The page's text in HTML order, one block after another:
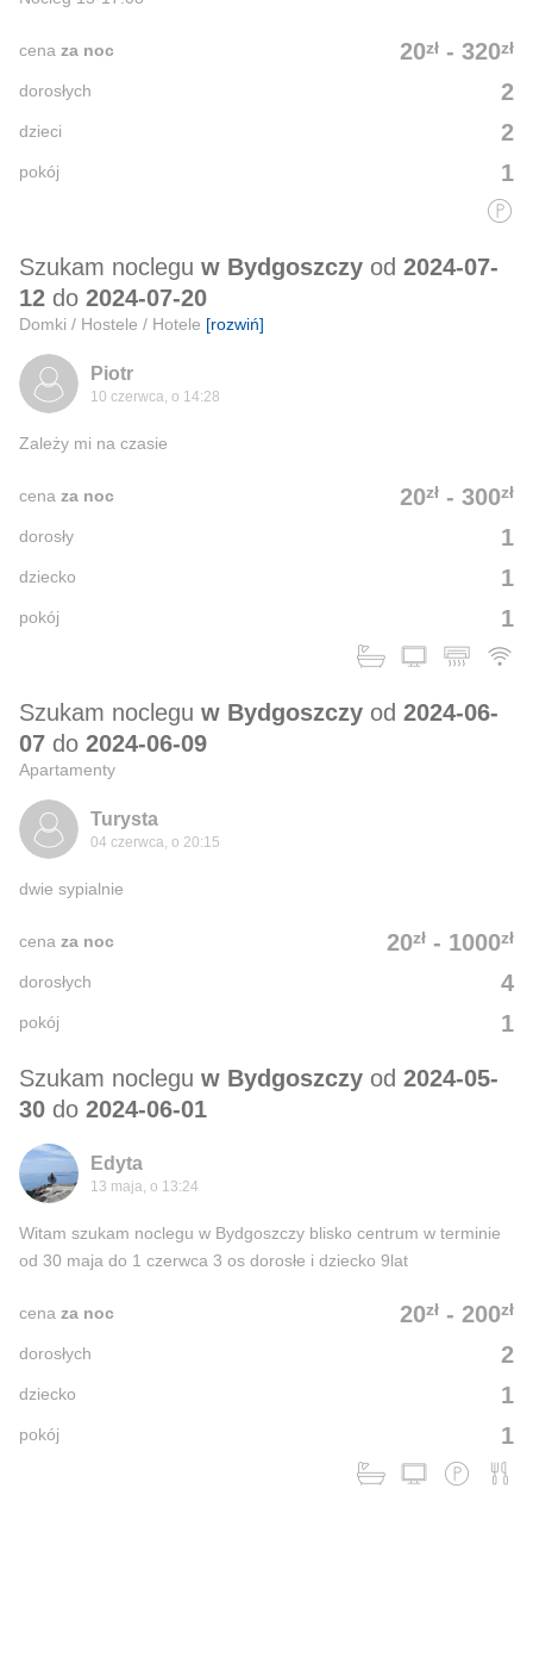
20zł - 320zł
cena za noc
2
dorosłych
2
dzieci
1
pokój
Szukam noclegu w Bydgoszczy od 2024-07-
12 do 2024-07-20
Domki / Hostele / Hotele [rozwiń]
Piotr
10 czerwca, o 14:28
Zależy mi na czasie
20zł - 300zł
cena za noc
1
dorosły
1
dziecko
1
pokój
Szukam noclegu w Bydgoszczy od 2024-06-
07 do 2024-06-09
Apartamenty
Turysta
04 czerwca, o 20:15
dwie sypialnie
20zł - 1000zł
cena za noc
4
dorosłych
1
pokój
Szukam noclegu w Bydgoszczy od 2024-05-
30 do 2024-06-01
Edyta
13 maja, o 13:24
Witam szukam noclegu w Bydgoszczy blisko centrum w terminie
od 30 maja do 1 czerwca 3 os dorosłe i dziecko 9lat
20zł - 200zł
cena za noc
2
dorosłych
1
dziecko
1
pokój